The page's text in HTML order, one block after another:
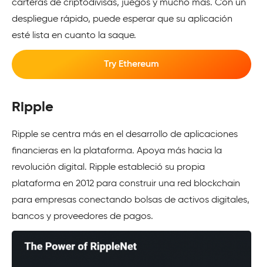
carteras de criptodivisas, juegos y mucho más. Con un
despliegue rápido, puede esperar que su aplicación
esté lista en cuanto la saque.
Try Ethereum
Ripple
Ripple se centra más en el desarrollo de aplicaciones
financieras en la plataforma. Apoya más hacia la
revolución digital. Ripple estableció su propia
plataforma en 2012 para construir una red blockchain
para empresas conectando bolsas de activos digitales,
bancos y proveedores de pagos.